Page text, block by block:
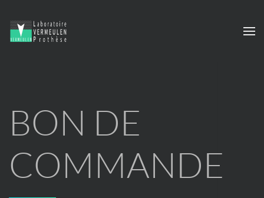
Skip to main content
BON DE
COMMANDE